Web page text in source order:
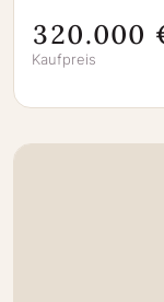
320.000
Kaufpreis